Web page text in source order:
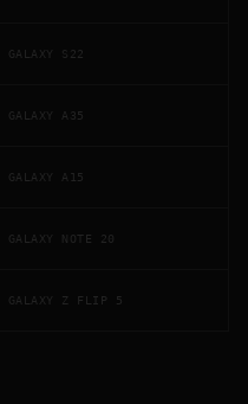
GALAXY S22
GALAXY A35
GALAXY A15
GALAXY NOTE 20
GALAXY Z FLIP 5